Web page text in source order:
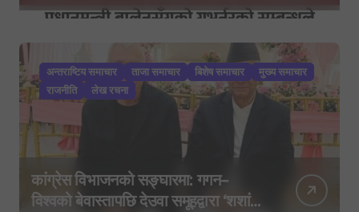
अन्तराष्टिय समाचार ताजा समाचार बिशेष समाचार
मुख्य समाचार
राजनीति
लेख रचना
कांग्रेस विभाजनको सङ्घारमा: गगन–
विश्वको बेवास्तापछि देउवा समूहद्वारा ‘शशांक